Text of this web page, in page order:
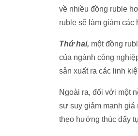
về nhiều đồng ruble
ruble sẽ làm giảm các
Thứ hai, một đồng
của ngành công
sản xuất ra các linh
Ngoài ra, đối với một
sự suy giảm mạnh
theo hướng thúc đẩy